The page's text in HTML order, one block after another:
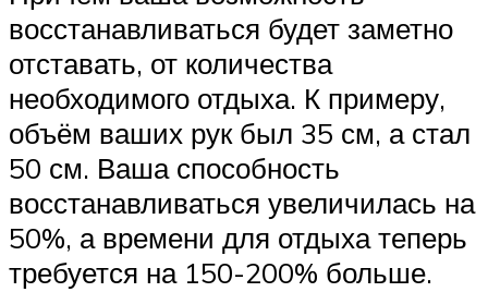
восстанавливаться будет заметно
отставать, от количества
необходимого отдыха. К примеру,
объём ваших рук был 35 см, а стал
50 см. Ваша способность
восстанавливаться увеличилась на
50%, а времени для отдыха теперь
требуется на 150-200% больше.